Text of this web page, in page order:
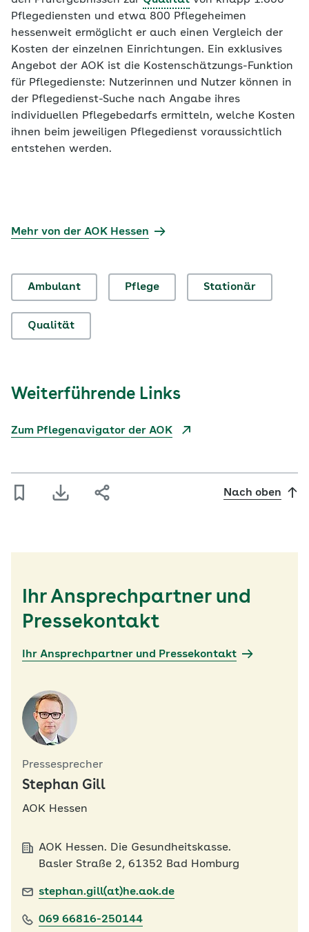
Pflegediensten und etwa 800 Pflegeheimen
hessenweit ermöglicht er auch einen Vergleich der
Kosten der einzelnen Einrichtungen. Ein exklusives
Angebot der AOK ist die Kostenschätzungs-Funktion
für Pflegedienste: Nutzerinnen und Nutzer können in
der Pflegedienst-Suche nach Angabe ihres
individuellen Pflegebedarfs ermitteln, welche Kosten
ihnen beim jeweiligen Pflegedienst voraussichtlich
entstehen werden.
Mehr von der AOK Hessen
Ambulant Pflege Stationär
Qualität
Weiterführende Links
Zum Pflegenavigator der AOK
Nach oben
Ihr Ansprechpartner und
Pressekontakt
Ihr Ansprechpartner und Pressekontakt
Pressesprecher
Stephan Gill
AOK Hessen
AOK Hessen. Die Gesundheitskasse.
Basler Straße 2, 61352 Bad Homburg
stephan.gill(at)he.aok.de
069 66816-250144